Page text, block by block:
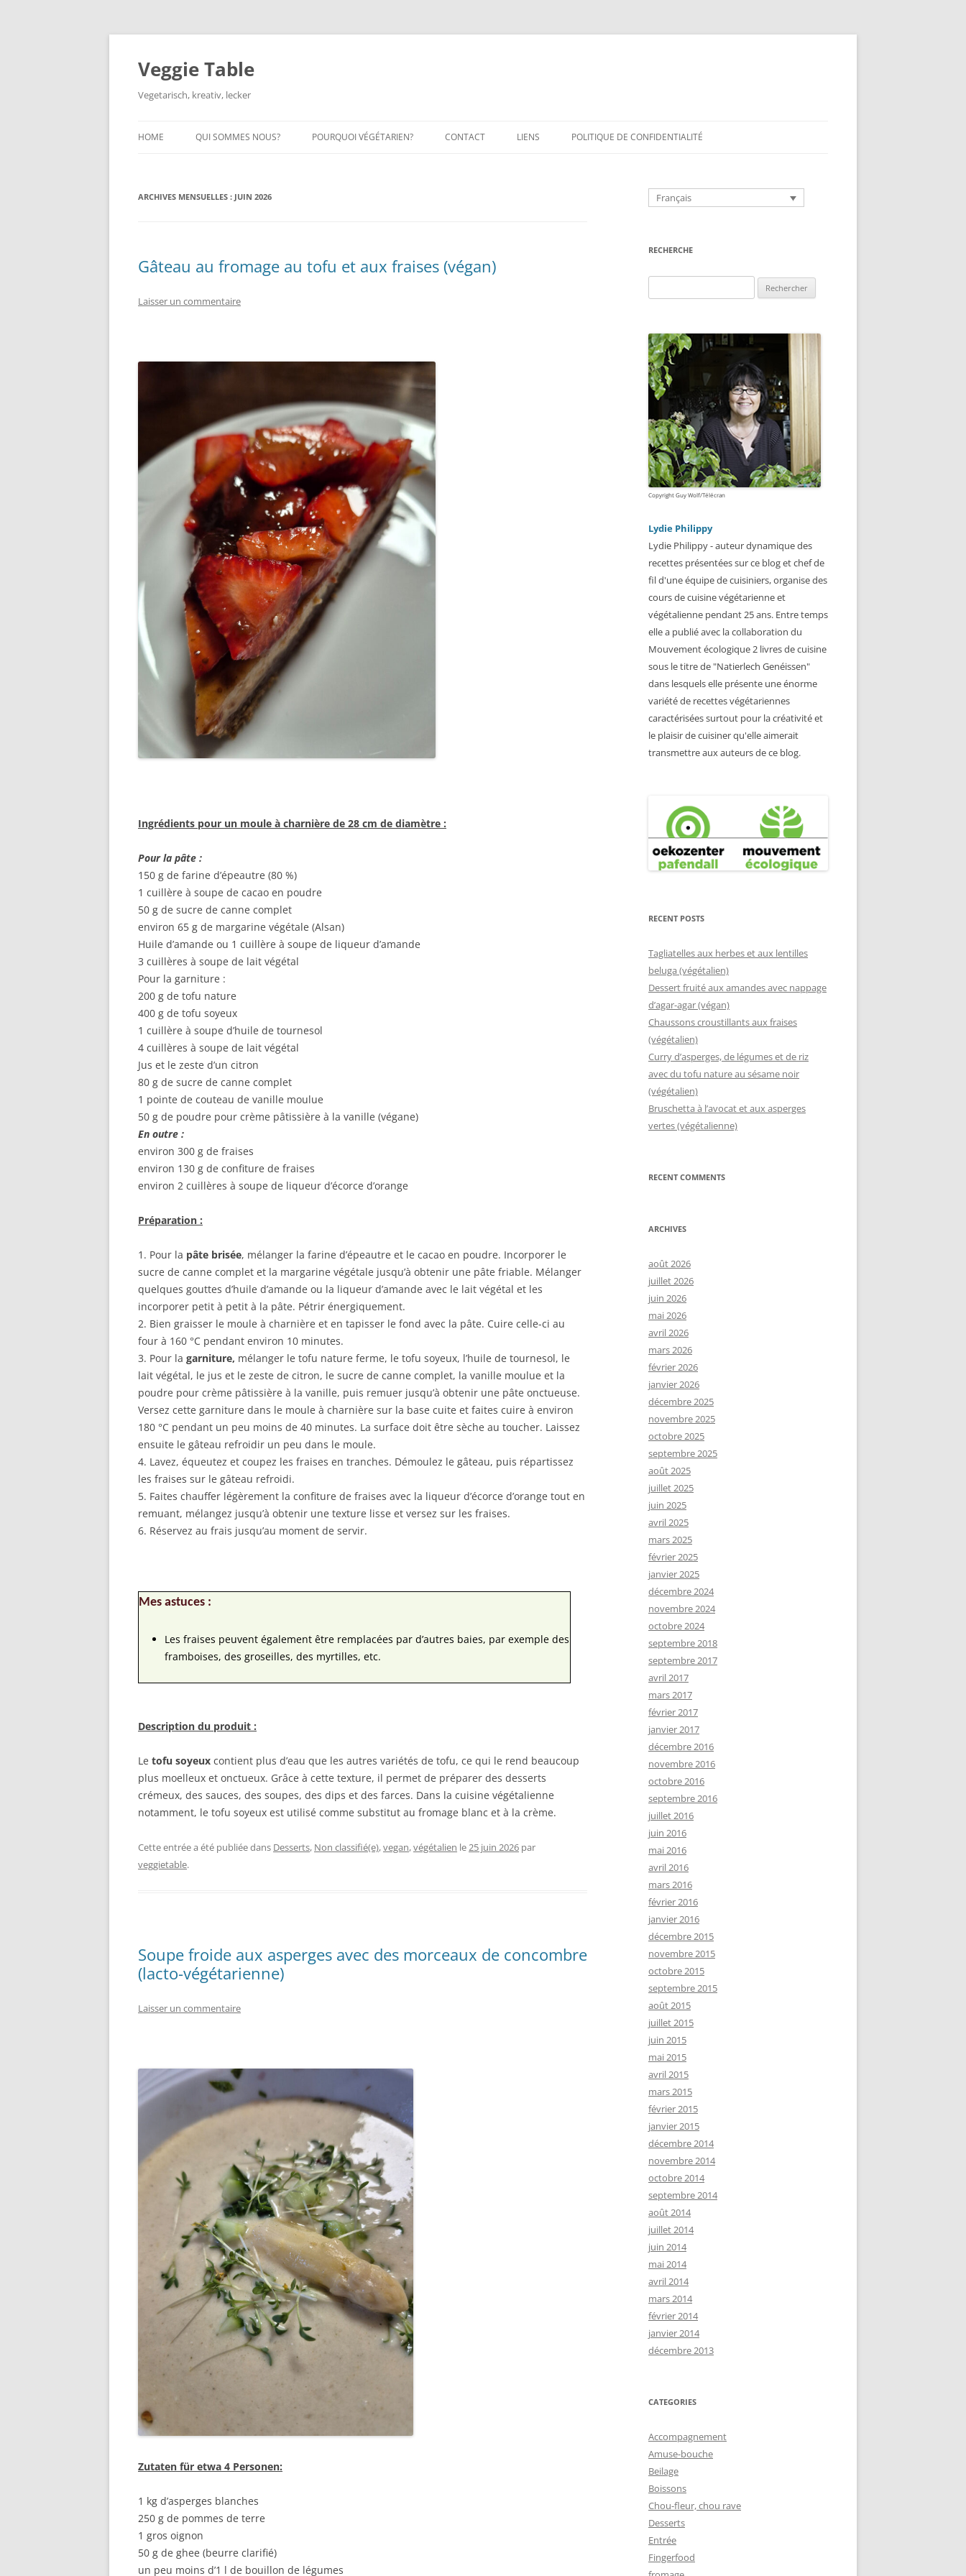
Aller
Veggie Table
Vegetarisch, kreativ, lecker
HOME QUI SOMMES NOUS? POURQUOI VÉGÉTARIEN? CONTACT LIENS POLITIQUE DE CONFIDENTIALITÉ
ARCHIVES MENSUELLES : JUIN 2026
Gâteau au fromage au tofu et aux fraises (végan)
Laisser un commentaire
Ingrédients pour un moule à charnière de 28 cm de diamètre :
Pour la pâte :
150 g de farine d’épeautre (80 %)
1 cuillère à soupe de cacao en poudre
50 g de sucre de canne complet
environ 65 g de margarine végétale (Alsan)
Huile d’amande ou 1 cuillère à soupe de liqueur d’amande
3 cuillères à soupe de lait végétal
Pour la garniture :
200 g de tofu nature
400 g de tofu soyeux
1 cuillère à soupe d’huile de tournesol
4 cuillères à soupe de lait végétal
Jus et le zeste d’un citron
80 g de sucre de canne complet
1 pointe de couteau de vanille moulue
50 g de poudre pour crème pâtissière à la vanille (végane)
En outre :
environ 300 g de fraises
environ 130 g de confiture de fraises
environ 2 cuillères à soupe de liqueur d’écorce d’orange
Préparation :
1. Pour la pâte brisée, mélanger la farine d’épeautre et le cacao en poudre. Incorporer le
sucre de canne complet et la margarine végétale jusqu’à obtenir une pâte friable. Mélanger
quelques gouttes d’huile d’amande ou la liqueur d’amande avec le lait végétal et les
incorporer petit à petit à la pâte. Pétrir énergiquement.
2. Bien graisser le moule à charnière et en tapisser le fond avec la pâte. Cuire celle-ci au
four à 160 °C pendant environ 10 minutes.
3. Pour la garniture, mélanger le tofu nature ferme, le tofu soyeux, l’huile de tournesol, le
lait végétal, le jus et le zeste de citron, le sucre de canne complet, la vanille moulue et la
poudre pour crème pâtissière à la vanille, puis remuer jusqu’à obtenir une pâte onctueuse.
Versez cette garniture dans le moule à charnière sur la base cuite et faites cuire à environ
180 °C pendant un peu moins de 40 minutes. La surface doit être sèche au toucher. Laissez
ensuite le gâteau refroidir un peu dans le moule.
4. Lavez, équeutez et coupez les fraises en tranches. Démoulez le gâteau, puis répartissez
les fraises sur le gâteau refroidi.
5. Faites chauffer légèrement la confiture de fraises avec la liqueur d’écorce d’orange tout en
remuant, mélangez jusqu’à obtenir une texture lisse et versez sur les fraises.
6. Réservez au frais jusqu’au moment de servir.
Mes astuces :
Les fraises peuvent également être remplacées par d’autres baies, par exemple des
framboises, des groseilles, des myrtilles, etc.
Description du produit :
Le tofu soyeux contient plus d’eau que les autres variétés de tofu, ce qui le rend beaucoup
plus moelleux et onctueux. Grâce à cette texture, il permet de préparer des desserts
crémeux, des sauces, des soupes, des dips et des farces. Dans la cuisine végétalienne
notamment, le tofu soyeux est utilisé comme substitut au fromage blanc et à la crème.
Cette entrée a été publiée dans Desserts, Non classifié(e),vegan,végétalien le25 juin 2026 par
veggietable.
Soupe froide aux asperges avec des morceaux de concombre
(lacto-végétarienne)
Laisser un commentaire
Zutaten für etwa 4 Personen:
1 kg d’asperges blanches
250 g de pommes de terre
1 gros oignon
50 g de ghee (beurre clarifié)
un peu moins d’1 l de bouillon de légumes
Français
RECHERCHE
Copyright Guy Wolf/Télécran
Lydie Philippy
Lydie Philippy - auteur dynamique des
recettes présentées sur ce blog et chef de
fil d'une équipe de cuisiniers, organise des
cours de cuisine végétarienne et
végétalienne pendant 25 ans. Entre temps
elle a publié avec la collaboration du
Mouvement écologique 2 livres de cuisine
sous le titre de "Natierlech Genéissen"
dans lesquels elle présente une énorme
variété de recettes végétariennes
caractérisées surtout pour la créativité et
le plaisir de cuisiner qu'elle aimerait
transmettre aux auteurs de ce blog.
RECENT POSTS
Tagliatelles aux herbes et aux lentilles
beluga (végétalien)
Dessert fruité aux amandes avec nappage
d’agar-agar (végan)
Chaussons croustillants aux fraises
(végétalien)
Curry d’asperges, de légumes et de riz
avec du tofu nature au sésame noir
(végétalien)
Bruschetta à l’avocat et aux asperges
vertes (végétalienne)
RECENT COMMENTS
ARCHIVES
août 2026
juillet 2026
juin 2026
mai 2026
avril 2026
mars 2026
février 2026
janvier 2026
décembre 2025
novembre 2025
octobre 2025
septembre 2025
août 2025
juillet 2025
juin 2025
avril 2025
mars 2025
février 2025
janvier 2025
décembre 2024
novembre 2024
octobre 2024
septembre 2018
septembre 2017
avril 2017
mars 2017
février 2017
janvier 2017
décembre 2016
novembre 2016
octobre 2016
septembre 2016
juillet 2016
juin 2016
mai 2016
avril 2016
mars 2016
février 2016
janvier 2016
décembre 2015
novembre 2015
octobre 2015
septembre 2015
août 2015
juillet 2015
juin 2015
mai 2015
avril 2015
mars 2015
février 2015
janvier 2015
décembre 2014
novembre 2014
octobre 2014
septembre 2014
août 2014
juillet 2014
juin 2014
mai 2014
avril 2014
mars 2014
février 2014
janvier 2014
décembre 2013
CATEGORIES
Accompagnement
Amuse-bouche
Beilage
Boissons
Chou-fleur, chou rave
Desserts
Entrée
Fingerfood